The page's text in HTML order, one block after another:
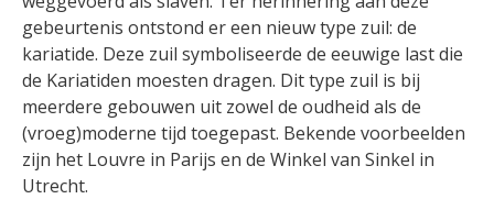
gebeurtenis ontstond er een nieuw type zuil: de
kariatide. Deze zuil symboliseerde de eeuwige last die
de Kariatiden moesten dragen. Dit type zuil is bij
meerdere gebouwen uit zowel de oudheid als de
(vroeg)moderne tijd toegepast. Bekende voorbeelden
zijn het Louvre in Parijs en de Winkel van Sinkel in
Utrecht.